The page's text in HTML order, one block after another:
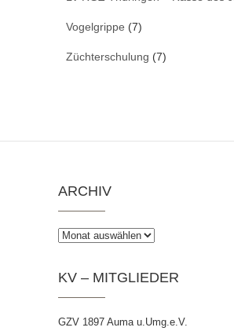
Vogelgrippe (7)
Züchterschulung (7)
ARCHIV
Archiv
KV – MITGLIEDER
GZV 1897 Auma u.Umg.e.V.